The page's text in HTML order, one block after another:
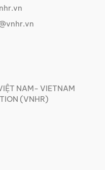
NAM- VIETNAM
(VNHR)